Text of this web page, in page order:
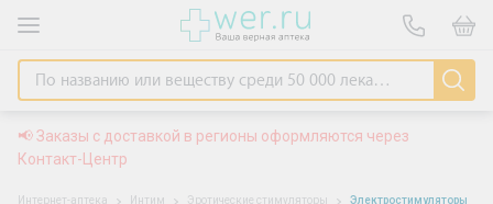
📢 Заказы с доставкой в регионы оформляются через
Контакт-Центр
Интернет-аптека Интим Эротические стимуляторы Электростимуляторы